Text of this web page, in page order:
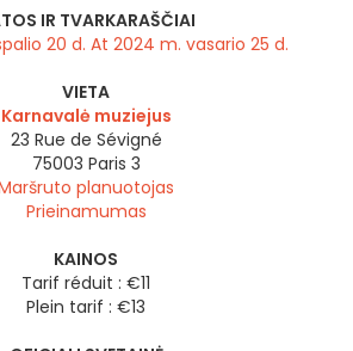
IR TVARKARAŠČIAI
20 d. At 2024 m. vasario 25 d.
VIETA
Karnavalė muziejus
23 Rue de Sévigné
75003 Paris 3
planuotojas
Prieinamumas
KAINOS
Tarif réduit : €11
Plein tarif : €13